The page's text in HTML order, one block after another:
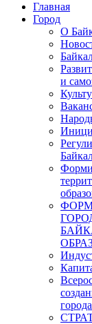
Главная
Город
О
и